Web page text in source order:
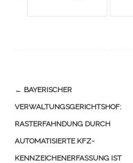
Navigation
(Beiträge)
← BAYERISCHER
VERWALTUNGSGERICHTSHOF:
RASTERFAHNDUNG DURCH
AUTOMATISIERTE KFZ-
KENNZEICHENERFASSUNG IST